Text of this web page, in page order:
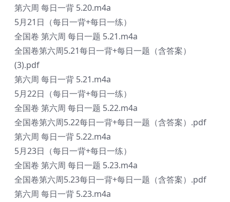
第六周 每日一背 5.20.m4a
5月21日（每日一背+每日一练）
全国卷 第六周 每日一题 5.21.m4a
全国卷第六周5.21每日一背+每日一题（含答案）
(3).pdf
第六周 每日一背 5.21.m4a
5月22日（每日一背+每日一练）
全国卷 第六周 每日一题 5.22.m4a
全国卷第六周5.22每日一背+每日一题（含答案）.pdf
第六周 每日一背 5.22.m4a
5月23日（每日一背+每日一练）
全国卷 第六周 每日一题 5.23.m4a
全国卷第六周5.23每日一背+每日一题（含答案）.pdf
第六周 每日一背 5.23.m4a